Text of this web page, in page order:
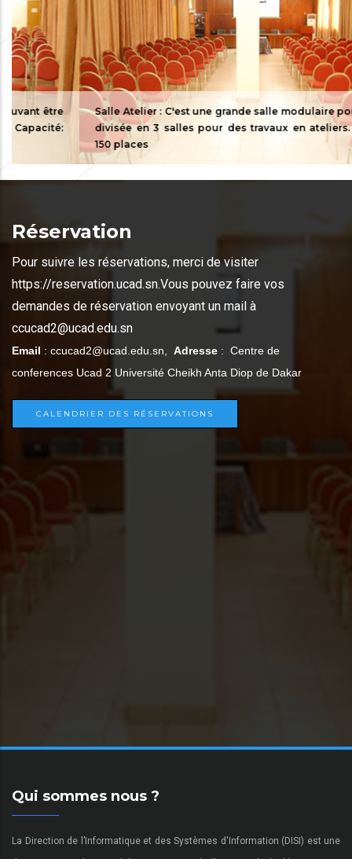
Salle Atelier : C'est une grande salle modulaire pouvant
divisée en 3 salles pour des travaux en ateliers.
150 places
Réservation
Pour suivre les réservations, merci de visiter
https://reservation.ucad.sn.Vous pouvez faire vos
demandes de réservation envoyant un mail à
ccucad2@ucad.edu.sn
Email : ccucad2@ucad.edu.sn, Adresse : Centre de
conferences Ucad 2 Université Cheikh Anta Diop de Dakar
CALENDRIER DES RÉSERVATIONS
Qui sommes nous ?
La Direction de l’Informatique et des Systèmes d'Information (DISI) est une